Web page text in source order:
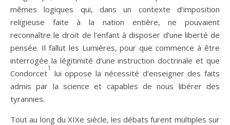
mêmes logiques qui, dans un contexte d’imposition
religieuse faite à la nation entière, ne pouvaient
reconnaître le droit de l’enfant à disposer d’une liberté de
pensée. Il fallut les Lumières, pour que commence à être
interrogée la légitimité d’une instruction doctrinale et que
Condorcet
1
lui oppose la nécessité d’enseigner des faits
admis par la science et capables de nous libérer des
tyrannies.
Tout au long du XIXe siècle, les débats furent multiples sur